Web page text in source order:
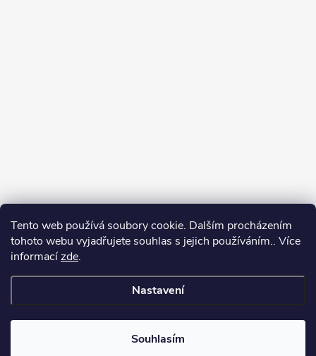
Tento web používá soubory cookie. Dalším procházením
tohoto webu vyjadřujete souhlas s jejich používáním.. Více
informacízde.
Nastavení
Souhlasím
Copyright 2026Můj e-shop. Všechna práva vyhrazena.